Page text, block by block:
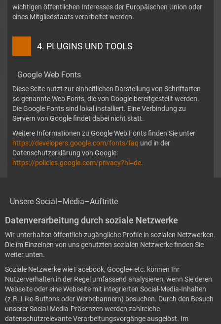
wichtigen öffentlichen Interesses der Europäischen Union oder
eines Mitgliedstaats verarbeitet werden.
4. PLUGINS UND TOOLS
Google Web Fonts
Diese Seite nutzt zur einheitlichen Darstellung von Schriftarten
so genannte Web Fonts, die von Google bereitgestellt werden.
Die Google Fonts sind lokal installiert. Eine Verbindung zu
Servern von Google findet dabei nicht statt.
Weitere Informationen zu Google Web Fonts finden Sie unter
https://developers.google.com/fonts/faq und in der
Datenschutzerklärung von Google:
https://policies.google.com/privacy?hl=de.
Unsere Social–Media–Auftritte
Datenverarbeitung durch soziale Netzwerke
Wir unterhalten öffentlich zugängliche Profile in sozialen Netzwerken.
Die im Einzelnen von uns genutzten sozialen Netzwerke finden Sie
weiter unten.
Soziale Netzwerke wie Facebook, Google+ etc. können Ihr
Nutzerverhalten in der Regel umfassend analysieren, wenn Sie deren
Webseite oder eine Webseite mit integrierten Social-Media-Inhalten
(z.B. Like-Buttons oder Werbebannern) besuchen. Durch den Besuch
unserer Social-Media-Präsenzen werden zahlreiche
datenschutzrelevante Verarbeitungsvorgänge ausgelöst. Im